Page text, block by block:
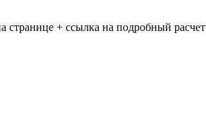
странице + ссылка на подробный расчет